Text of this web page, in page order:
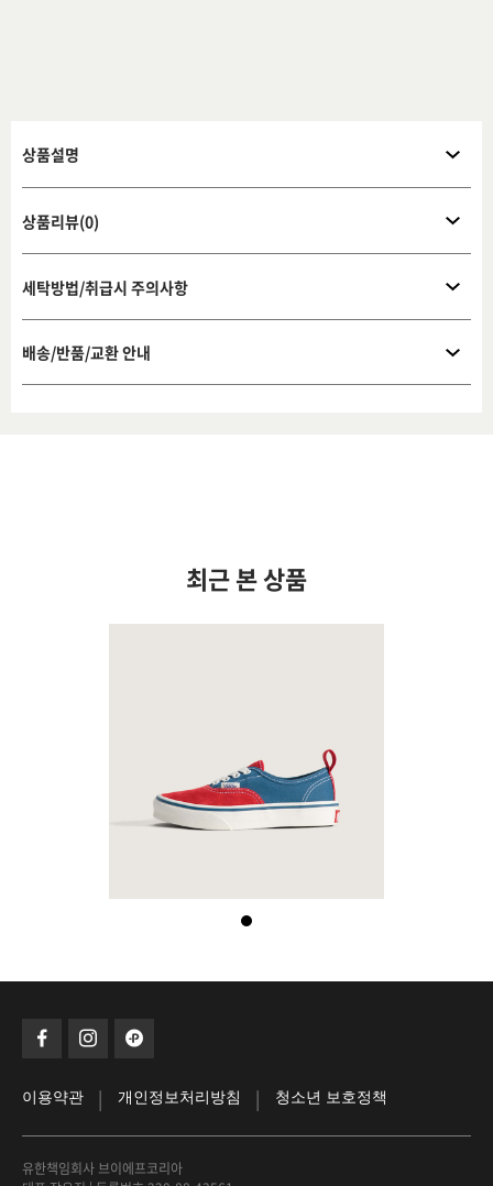
상품설명
상품리뷰(0)
세탁방법/취급시 주의사항
배송/반품/교환 안내
최근 본 상품
이용약관 | 개인정보처리방침 | 청소년 보호정책
유한책임회사 브이에프코리아